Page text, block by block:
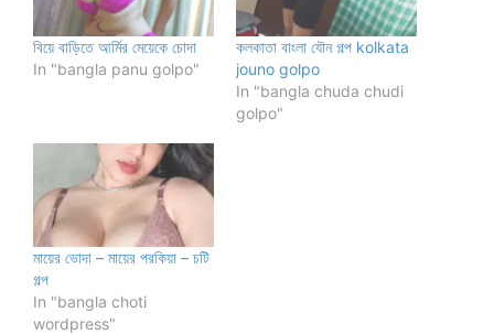
বিয়ে বাড়িতে আর্মির মেয়েকে চোদা
In "bangla panu golpo"
কলকাতা বাংলা যৌন গল্প kolkata
jouno golpo
In "bangla chuda chudi
golpo"
মায়ের ভোদা – মায়ের পরকিয়া – চটি
গল্প
In "bangla choti
wordpress"